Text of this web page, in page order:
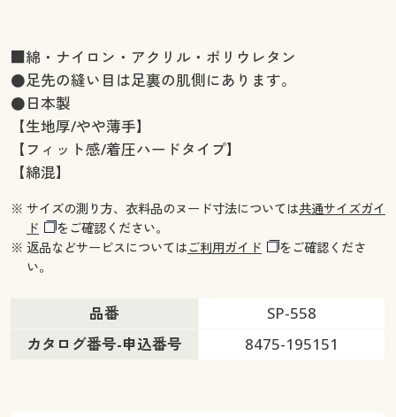
■綿・ナイロン・アクリル・ポリウレタン
●足先の縫い目は足裏の肌側にあります。
●日本製
【生地厚/やや薄手】
【フィット感/着圧ハードタイプ】
【綿混】
※ サイズの測り方、衣料品のヌード寸法については共通サイズガイ
ド
をご確認ください。
※ 返品などサービスについてはご利用ガイド
をご確認くださ
い。
品番
SP-558
カタログ番号-申込番号
8475-195151